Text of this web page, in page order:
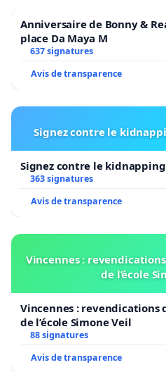
Anniversaire de Bonny &
place Da Maya M
637 signatures
Avis de transparence
Signez contre le
Signez contre le
363 signatures
Avis de transparence
Vincennes :
de l’école
Vincennes : revendications
de l’école Simone Veil
88 signatures
Avis de transparence